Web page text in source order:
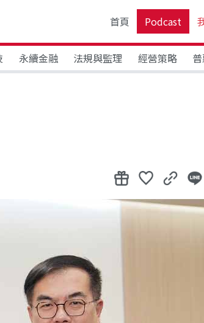
首頁 Podcast
永續金融 法規與監理 經營策略